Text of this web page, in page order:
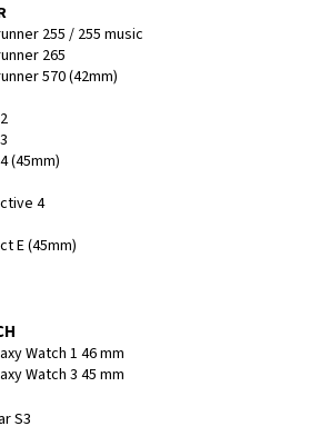
255 / 255 music
265
570 (42mm)
(45mm)
4
E (45mm)
Watch 1 46 mm
Watch 3 45 mm
S3